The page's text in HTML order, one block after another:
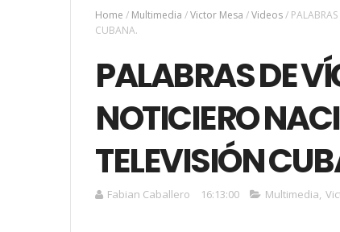
Home / Multimedia /Victor Mesa /Videos/
CUBANA.
PALABRAS DE
NOTICIERO
TELEVISIÓN
Fabian Caballero 16:13:00 Multimedia,